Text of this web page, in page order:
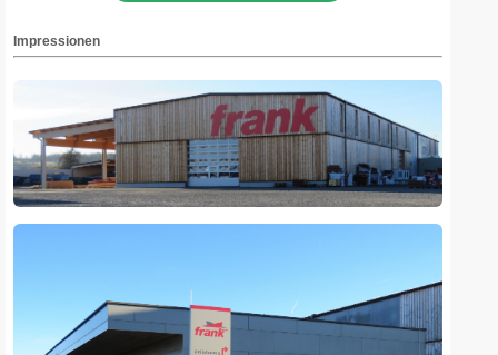
Impressionen